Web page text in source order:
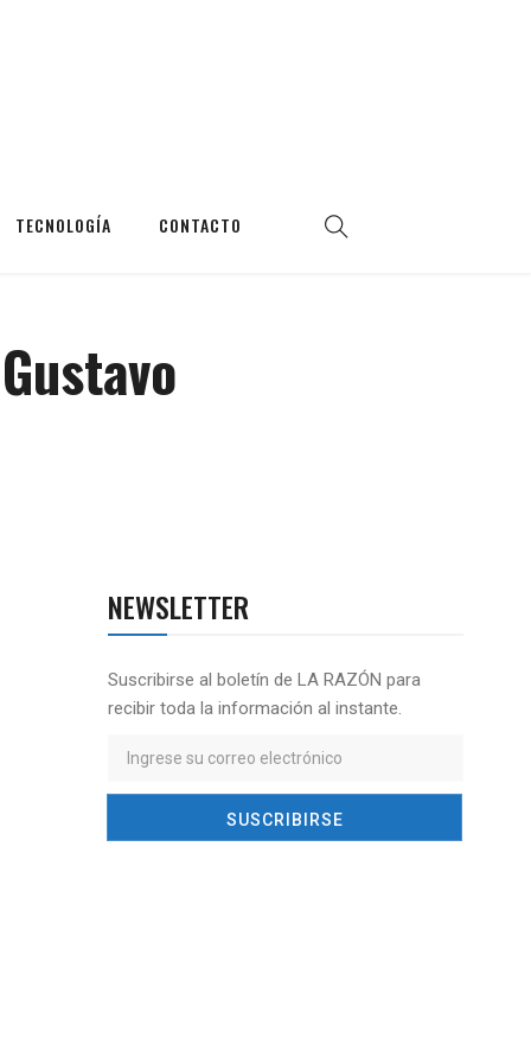
TECNOLOGÍA CONTACTO
NEWSLETTER
Suscribirse al boletín de LA RAZÓN para
recibir toda la información al instante.